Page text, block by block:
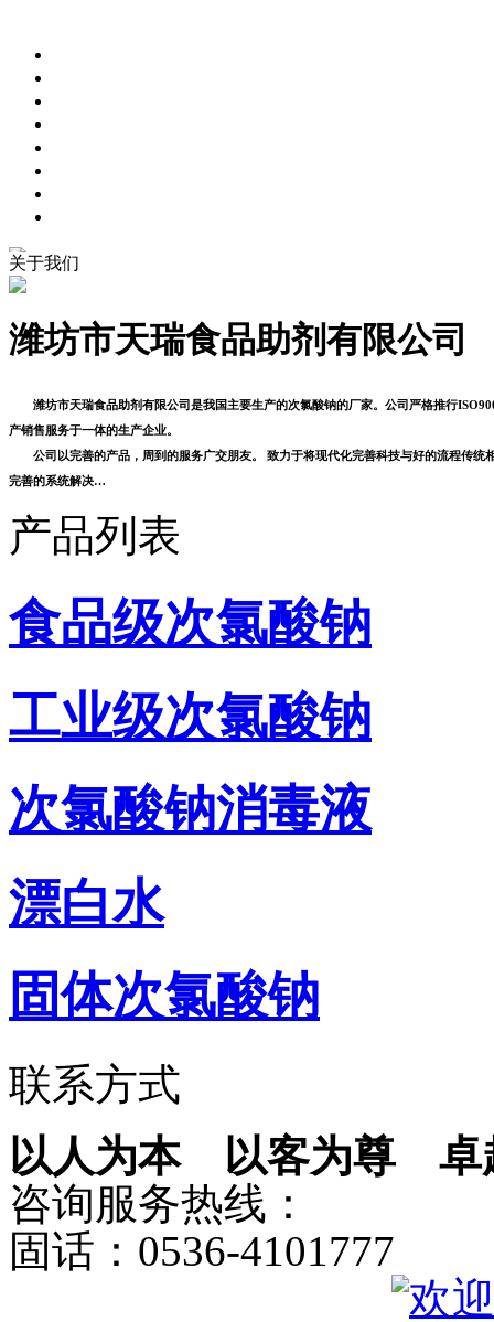
关于我们
潍坊市天瑞食品助剂有限公司
潍坊市天瑞食品助剂有限公司是我国主要生产的次氯酸钠的厂家。公司严格推行
产销售服务于一体的生产企业。
公司以完善的产品，周到的服务广交朋友。 致力于将现代化完善科技与好的流程传统
完善的系统解决…
产品列表
食品级次氯酸钠
工业级次氯酸钠
次氯酸钠消毒液
漂白水
固体次氯酸钠
联系方式
以人为本 以客为尊 卓
咨询服务热线：
固话：0536-4101777